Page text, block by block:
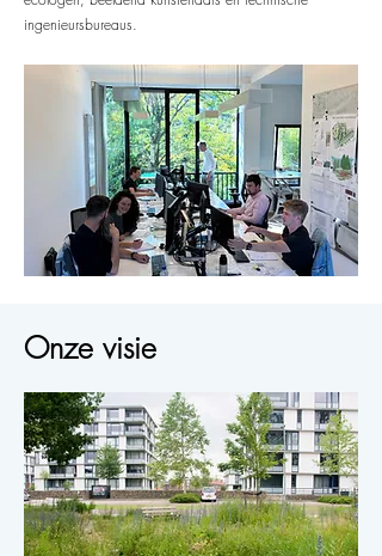
ingenieursbureaus.
Onze visie